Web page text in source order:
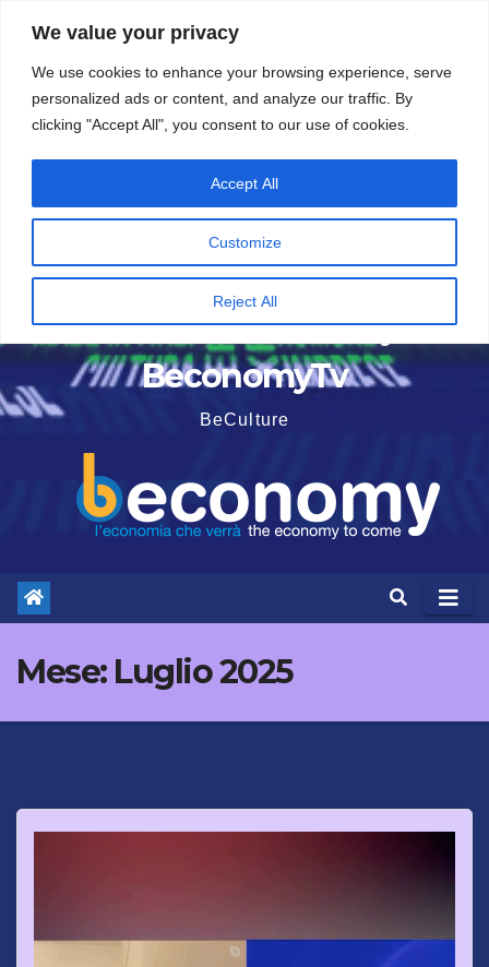
We value your privacy
We use cookies to enhance your browsing experience, serve
personalized ads or content, and analyze our traffic. By
clicking "Accept All", you consent to our use of cookies.
Customize
Reject All
Accept All
contenuto
5 Agosto 2026
BeconomyTv
BeCulture
Mese: Luglio 2025